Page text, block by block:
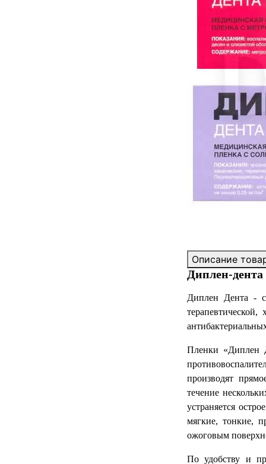
Описание
Диплен-
Диплен Дента -
Пленки «Диплен
производят
течение
устраняется
мягкие, тонкие,
ожоговым
По удобству и